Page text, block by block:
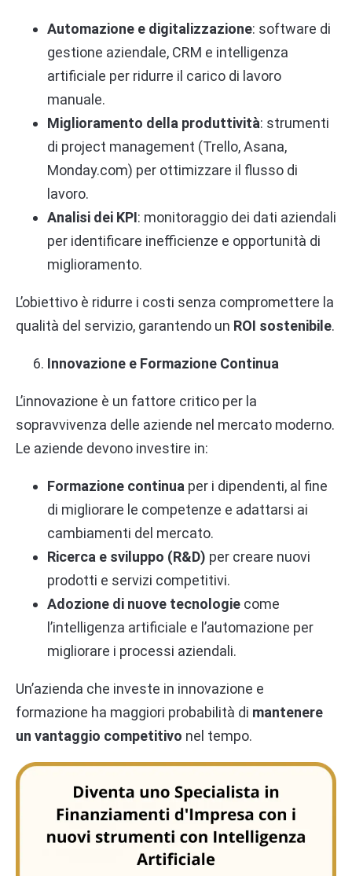
Automazione e digitalizzazione: software di
gestione aziendale, CRM e intelligenza
artificiale per ridurre il carico di lavoro
manuale.
Miglioramento della produttività: strumenti
di project management (Trello, Asana,
Monday.com) per ottimizzare il flusso di
lavoro.
Analisi dei KPI: monitoraggio dei dati aziendali
per identificare inefficienze e opportunità di
miglioramento.
L’obiettivo è ridurre i costi senza compromettere la
qualità del servizio, garantendo un ROI sostenibile.
Innovazione e Formazione Continua
L’innovazione è un fattore critico per la
sopravvivenza delle aziende nel mercato moderno.
Le aziende devono investire in:
Formazione continua per i dipendenti, al fine
di migliorare le competenze e adattarsi ai
cambiamenti del mercato.
Ricerca e sviluppo (R&D) per creare nuovi
prodotti e servizi competitivi.
Adozione di nuove tecnologie come
l’intelligenza artificiale e l’automazione per
migliorare i processi aziendali.
Un’azienda che investe in innovazione e
formazione ha maggiori probabilità di mantenere
un vantaggio competitivo nel tempo.